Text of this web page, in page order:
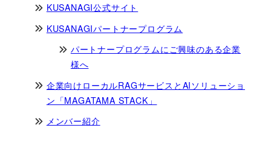
KUSANAGI公式サイト
KUSANAGIパートナープログラム
パートナープログラムにご興味のある企業
様へ
企業向けローカルRAGサービスとAIソリューショ
ン「MAGATAMA STACK」
メンバー紹介